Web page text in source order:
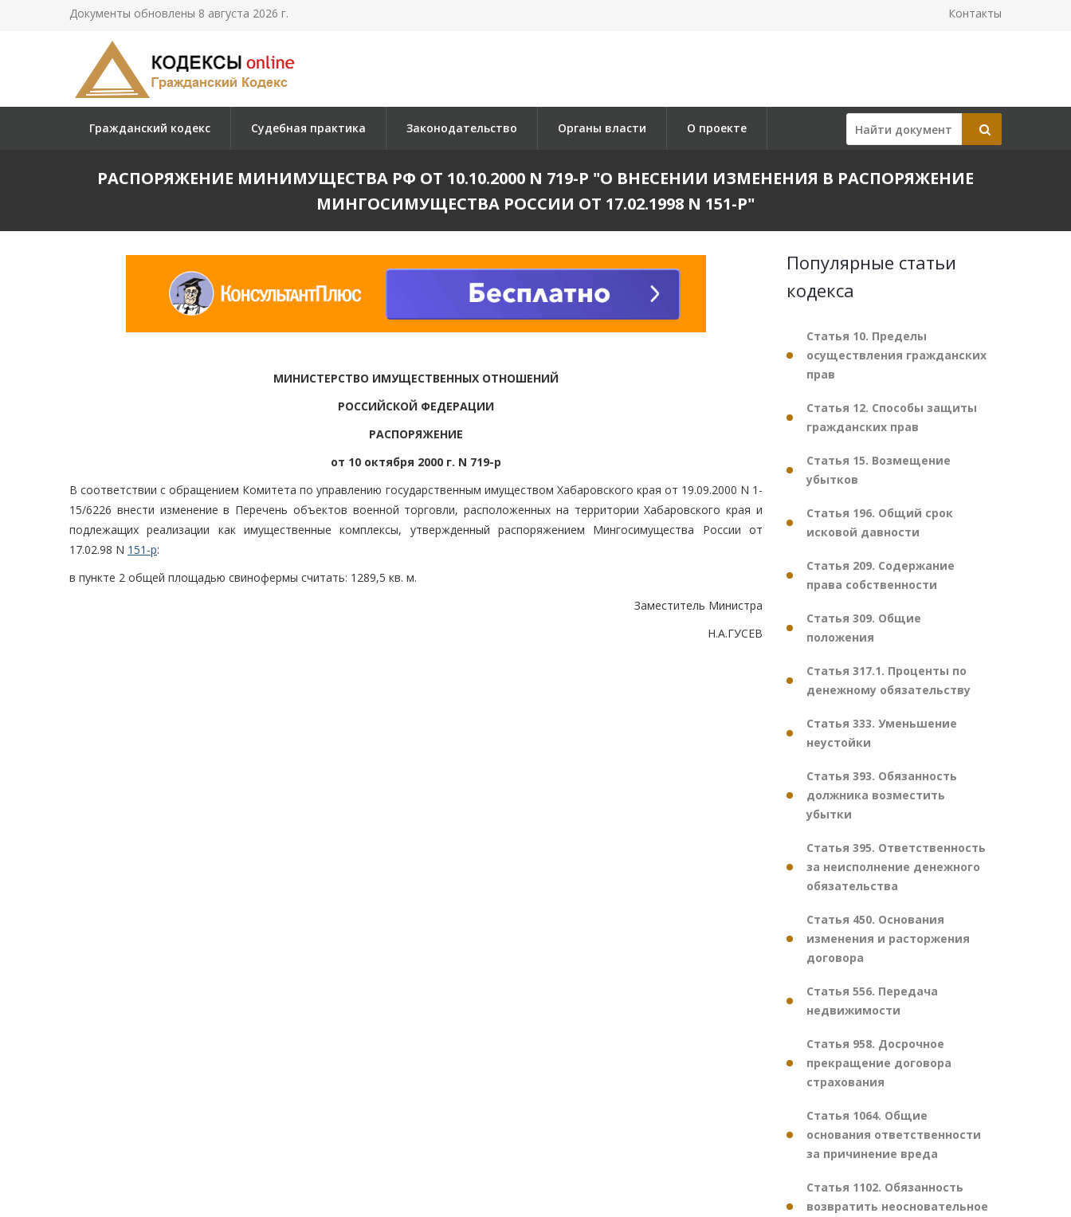
Документы обновлены 8 августа 2026 г. Контакты
Гражданский кодекс Судебная практика Законодательство Органы власти О проекте
РАСПОРЯЖЕНИЕ МИНИМУЩЕСТВА РФ ОТ 10.10.2000 N 719-Р "О ВНЕСЕНИИ ИЗМЕНЕНИЯ В РАСПОРЯЖЕНИЕ
МИНГОСИМУЩЕСТВА РОССИИ ОТ 17.02.1998 N 151-Р"
МИНИСТЕРСТВО ИМУЩЕСТВЕННЫХ ОТНОШЕНИЙ
РОССИЙСКОЙ ФЕДЕРАЦИИ
РАСПОРЯЖЕНИЕ
от 10 октября 2000 г. N 719-р
В соответствии с обращением Комитета по управлению государственным имуществом Хабаровского края от 19.09.2000 N 1-
15/6226 внести изменение в Перечень объектов военной торговли, расположенных на территории Хабаровского края и
подлежащих реализации как имущественные комплексы, утвержденный распоряжением Мингосимущества России от
17.02.98 N 151-р:
в пункте 2 общей площадью свинофермы считать: 1289,5 кв. м.
Заместитель Министра
Н.А.ГУСЕВ
Популярные статьи
кодекса
Статья 10. Пределы
осуществления гражданских
прав
Статья 12. Способы защиты
гражданских прав
Статья 15. Возмещение
убытков
Статья 196. Общий срок
исковой давности
Статья 209. Содержание
права собственности
Статья 309. Общие
положения
Статья 317.1. Проценты по
денежному обязательству
Статья 333. Уменьшение
неустойки
Статья 393. Обязанность
должника возместить
убытки
Статья 395. Ответственность
за неисполнение денежного
обязательства
Статья 450. Основания
изменения и расторжения
договора
Статья 556. Передача
недвижимости
Статья 958. Досрочное
прекращение договора
страхования
Статья 1064. Общие
основания ответственности
за причинение вреда
Статья 1102. Обязанность
возвратить неосновательное